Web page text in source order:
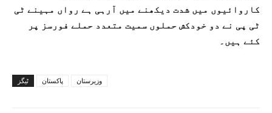
کاروائیوں میں شدت دیکھنے میں آرہی ہے رواں مہینے ٹی
ٹی پی نے دو خودکش حملوں سمیت متعدد حملے فورسز پر
کئے ہیں۔
ٹیگز پاکستان وزیرستان